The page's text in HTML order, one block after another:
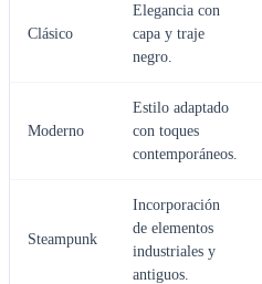
Clásico
Elegancia con
capa y traje
negro.
Moderno
Estilo adaptado
con toques
contemporáneos.
Steampunk
Incorporación
de elementos
industriales y
antiguos.